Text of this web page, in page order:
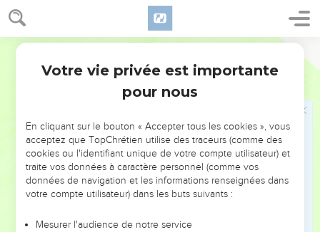
Nombres 10
30 « Non ! répondit Hobab. Je préfère retourner dans mon
pays et ma famille. » –
connais les endroits du désert où nous pourrons installer
notre camp ; tu seras notre guide.
bienfaits que le Seigneur va nous accorder. »
Les Israélites quittèrent la montagne du Seigneur pour une
marche de trois jours. Le coffre de l’alliance du Seigneur les
précédait pour leur trouver un endroit où ils pourraient
s’installer commodément.
De jour, la fumée du Seigneur planait au-dessus d’eux,
Votre vie privée est importante
pour nous
En cliquant sur le bouton « Accepter tous les cookies », vous
acceptez que TopChrétien utilise des traceurs (comme des
cookies ou l'identifiant unique de votre compte utilisateur) et
traite vos données à caractère personnel (comme vos
données de navigation et les informations renseignées dans
votre compte utilisateur) dans les buts suivants :
Mesurer l'audience de notre service